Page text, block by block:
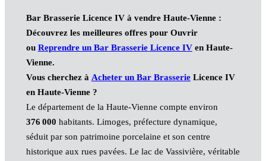
Bar Brasserie Licence IV à vendre Haute-Vienne :
Découvrez les meilleures offres pour Ouvrir
ou Reprendre un Bar BrasserieLicence IVen Haute-
Vienne.
Vous cherchez à Acheter un Bar BrasserieLicence IV
en Haute-Vienne ?
Le département de la Haute-Vienne compte environ
376 000 habitants. Limoges, préfecture dynamique,
séduit par son patrimoine porcelaine et son centre
historique aux rues pavées. Le lac de Vassivière, véritable